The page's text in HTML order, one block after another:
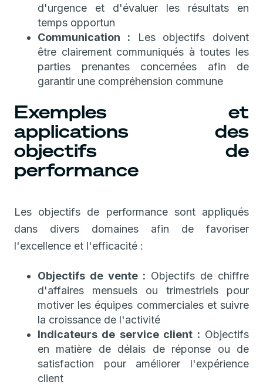
d'urgence et d'évaluer les résultats en
temps opportun
Communication : Les objectifs doivent
être clairement communiqués à toutes les
parties prenantes concernées afin de
garantir une compréhension commune
Exemples et
applications des
objectifs de
performance
Les objectifs de performance sont appliqués
dans divers domaines afin de favoriser
l'excellence et l'efficacité :
Objectifs de vente : Objectifs de chiffre
d'affaires mensuels ou trimestriels pour
motiver les équipes commerciales et suivre
la croissance de l'activité
Indicateurs de service client : Objectifs
en matière de délais de réponse ou de
satisfaction pour améliorer l'expérience
client